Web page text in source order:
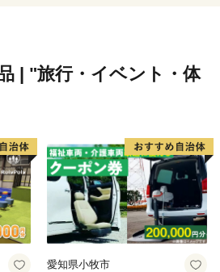
を進めています。
| "旅行・イベント・体
愛知県小牧市